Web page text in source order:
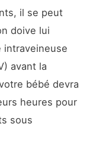
il se peut
doive lui
intraveineuse
avant la
bébé devra
heures pour
sous